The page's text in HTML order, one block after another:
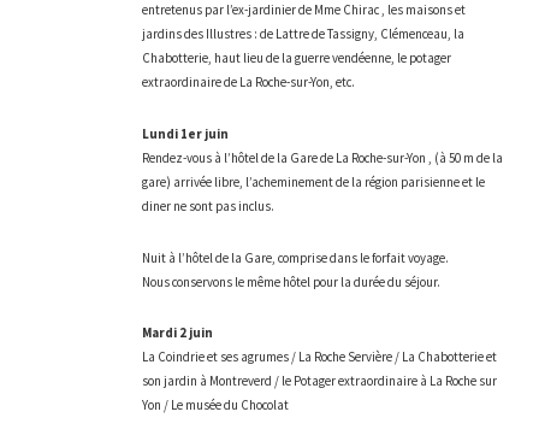
entretenus par l’ex-jardinier de Mme Chirac , les maisons et
jardins des Illustres : de Lattre de Tassigny, Clémenceau, la
Chabotterie, haut lieu de la guerre vendéenne, le potager
extraordinaire de La Roche-sur-Yon, etc.
Lundi 1er juin
Rendez-vous à l’hôtel de la Gare de La Roche-sur-Yon , (à 50 m de la
gare) arrivée libre, l’acheminement de la région parisienne et le
diner ne sont pas inclus.
Nuit à l’hôtel de la Gare, comprise dans le forfait voyage.
Nous conservons le même hôtel pour la durée du séjour.
Mardi 2 juin
La Coindrie et ses agrumes / La Roche Servière / La Chabotterie et
son jardin à Montreverd / le Potager extraordinaire à La Roche sur
Yon / Le musée du Chocolat